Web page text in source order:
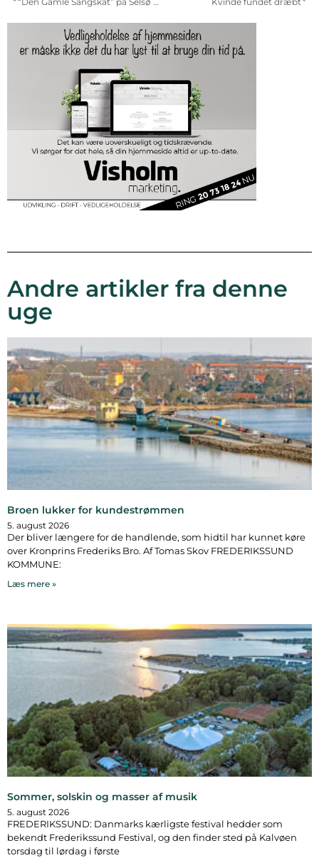
Andre artikler fra denne
uge
Broen lukker for kundestrømmen
5. august 2026
Der bliver længere for de handlende, som hidtil har kunnet køre
over Kronprins Frederiks Bro. Af Tomas Skov FREDERIKSSUND
KOMMUNE:
Læs mere »
Sommer, solskin og masser af musik
5. august 2026
FREDERIKSSUND: Danmarks kærligste festival hedder som
bekendt Frederikssund Festival, og den finder sted på Kalvøen
torsdag til lørdag i første